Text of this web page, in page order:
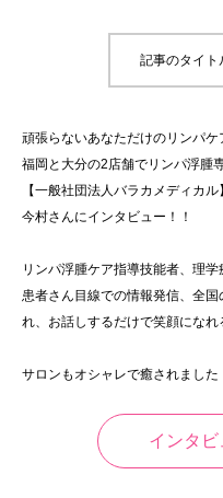
記事のタイト
頑張らないあなただけのリンパケ
福岡と大分の2店舗でリンパ浮腫
【一般社団法人バラカメディカル】
今村さんにインタビュー！！
リンパ浮腫ケア指導技能者、理
患者さん目線での情報発信、全
れ、お話しするだけで笑顔になれ
サロンもオシャレで癒されました
インタビ